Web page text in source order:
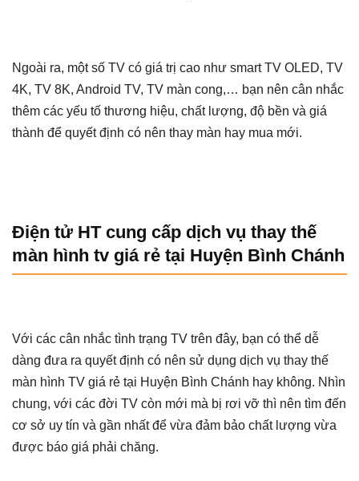
Ngoài ra, một số TV có giá trị cao như smart TV OLED, TV
4K, TV 8K, Android TV, TV màn cong,… bạn nên cân nhắc
thêm các yếu tố thương hiệu, chất lượng, độ bền và giá
thành để quyết định có nên thay màn hay mua mới.
Điện tử HT cung cấp dịch vụ thay thế
màn hình tv giá rẻ tại Huyện Bình Chánh
Với các cân nhắc tình trạng TV trên đây, bạn có thể dễ
dàng đưa ra quyết định có nên sử dụng dịch vụ thay thế
màn hình TV giá rẻ tại Huyện Bình Chánh hay không. Nhìn
chung, với các đời TV còn mới mà bị rơi vỡ thì nên tìm đến
cơ sở uy tín và gần nhất để vừa đảm bảo chất lượng vừa
được báo giá phải chăng.